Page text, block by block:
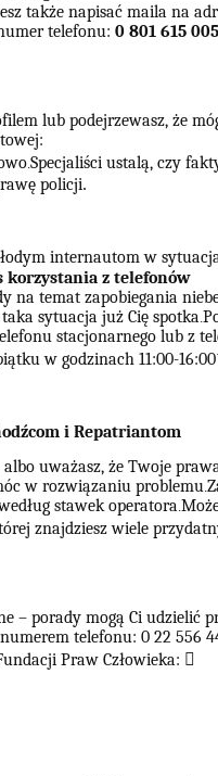
także napisać maila na
telefonu: 0 801 615 005
lub podejrzewasz, że
.Specjaliści ustalą, czy
policji.
internautom w
korzystania z telefonów
na temat zapobiegania
sytuacja już Cię spotka
stacjonarnego lub z
w godzinach 11:00-16:00
i Repatriantom
uważasz, że Twoje
w rozwiązaniu problemu
stawek operatora
znajdziesz wiele
– porady mogą Ci udzielić
telefonu: 0 22 556
Praw Człowieka: 􀃞